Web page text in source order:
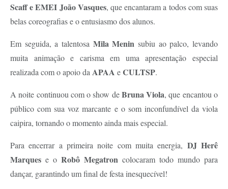
Scaff e EMEI João Vasques, que encantaram a todos com suas
belas coreografias e o entusiasmo dos alunos.
Em seguida, a talentosa Mila Menin subiu ao palco, levando
muita animação e carisma em uma apresentação especial
realizada com o apoio da APAA eCULTSP.
A noite continuou com o show deBruna Viola, que encantou o
público com sua voz marcante e o som inconfundível da viola
caipira, tornando o momento ainda mais especial.
Para encerrar a primeira noite com muita energia, DJ Herê
Marques e o Robô Megatron colocaram todo mundo para
dançar, garantindo um final de festa inesquecível!